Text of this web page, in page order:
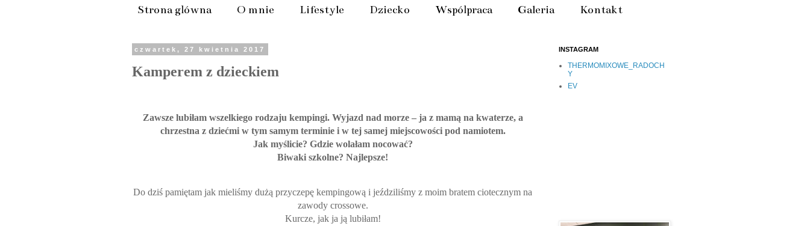
Strona główna O mnie Lifestyle Dziecko Współpraca Galeria Kontakt
czwartek, 27 kwietnia 2017
Kamperem z dzieckiem
Zawsze lubiłam wszelkiego rodzaju kempingi. Wyjazd nad morze – ja z mamą na kwaterze, a
chrzestna z dziećmi w tym samym terminie i w tej samej miejscowości pod namiotem.
Jak myślicie? Gdzie wolałam nocować?
Biwaki szkolne? Najlepsze!
Do dziś pamiętam jak mieliśmy dużą przyczepę kempingową i jeździliśmy z moim bratem ciotecznym na
zawody crossowe.
Kurcze, jak ja ją lubiłam!
INSTAGRAM
THERMOMIXOWE_RADOCH
Y
EV